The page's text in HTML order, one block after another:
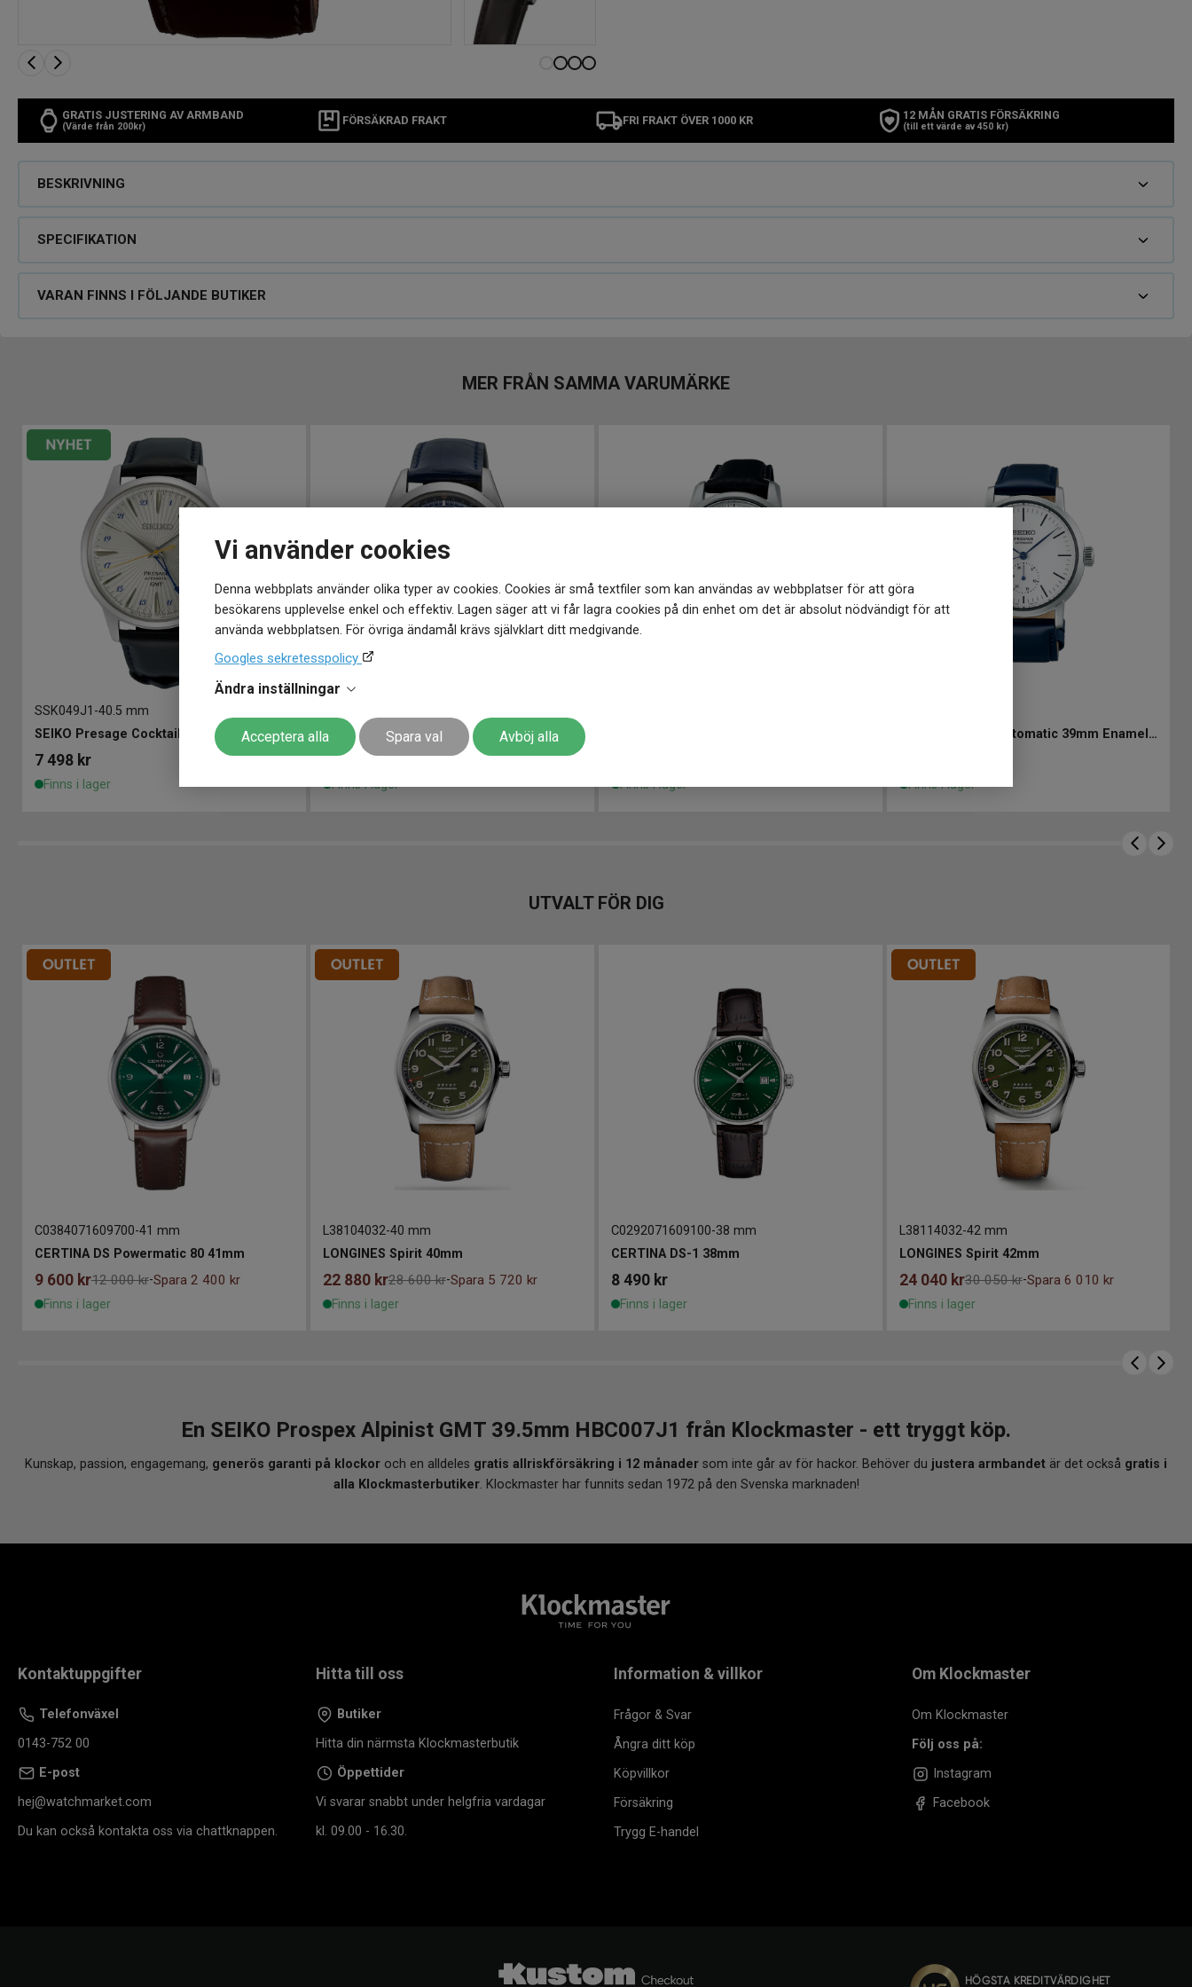
Vi använder cookies
Denna webbplats använder olika typer av cookies. Cookies är små textfiler som kan användas av webbplatser för att göra
besökarens upplevelse enkel och effektiv. Lagen säger att vi får lagra cookies på din enhet om det är absolut nödvändigt för att
använda webbplatsen. För övriga ändamål krävs självklart ditt medgivande.
Googles sekretesspolicy
Ändra inställningar
Acceptera alla Spara val Avböj alla
GRATIS JUSTERING AV ARMBAND
(Värde från 200kr) FÖRSÄKRAD FRAKT FRI FRAKT ÖVER 1000 KR 12 MÅN GRATIS FÖRSÄKRING
(till ett värde av 450 kr)
BESKRIVNING
SPECIFIKATION
VARAN FINNS I FÖLJANDE BUTIKER
MER FRÅN SAMMA VARUMÄRKE
SSK049J1 -40.5 mm
SEIKO Presage Cocktail Time GMT Silver Bullet 40.5mm
7 498 kr
Finns i lager
11 998 kr
Finns i lager Finns i lager
SEIKO Presage Automatic 39mm Enamel Dial
Finns i lager
UTVALT FÖR DIG
C0384071609700-41 mm
CERTINA DS Powermatic 80 41mm
9 600 kr12 000 kr-Spara 2 400 kr
Finns i lager
L38104032-40 mm
LONGINES Spirit 40mm
22 880 kr28 600 kr-Spara 5 720 kr
Finns i lager
C0292071609100-38 mm
CERTINA DS-1 38mm
8 490 kr
Finns i lager
L38114032-42 mm
LONGINES Spirit 42mm
24 040 kr30 050 kr-Spara 6 010 kr
Finns i lager
En SEIKO Prospex Alpinist GMT 39.5mm HBC007J1 från Klockmaster - ett tryggt köp.
Kunskap, passion, engagemang, generös garanti på klockor och en alldeles gratis allriskförsäkring i 12 månader som inte går av för hackor. Behöver du justera armbandet är det också gratis i
alla Klockmasterbutiker. Klockmaster har funnits sedan 1972 på den Svenska marknaden!
Kontaktuppgifter
Telefonväxel
0143-752 00
E-post
hej@watchmarket.com
Du kan också kontakta oss via chattknappen.
Hitta till oss
Butiker
Hitta din närmsta Klockmasterbutik
Öppettider
Vi svarar snabbt under helgfria vardagar
kl. 09.00 - 16.30.
Information & villkor
Frågor & Svar
Ångra ditt köp
Köpvillkor
Försäkring
Trygg E-handel
Om Klockmaster
Om Klockmaster
Följ oss på:
Instagram
Facebook